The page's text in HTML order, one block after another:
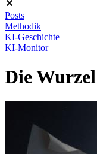
Posts
Methodik
KI-Geschichte
KI-Monitor
Die